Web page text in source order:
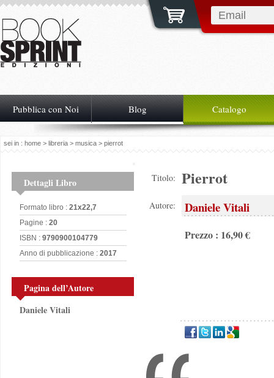
Pubblica con Noi Blog Catalogo
sei in : home > libreria > musica > pierrot
Dettagli Libro
Formato libro : 21x22,7
Pagine : 20
ISBN : 9790900104779
Anno di pubblicazione : 2017
Pagina dell’Autore
Daniele Vitali
Titolo: Pierrot
Autore: Daniele Vitali
Prezzo : 16,90 €